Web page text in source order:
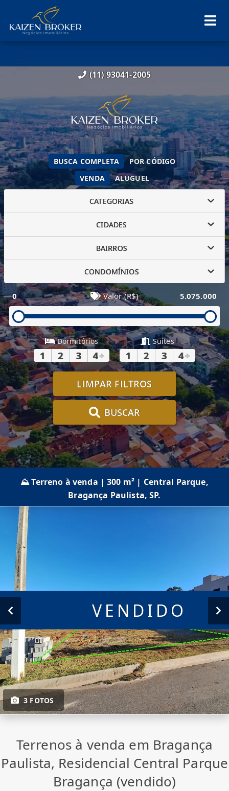
(11) 93041-2005
VENDA ALUGUEL
BUSCA COMPLETA POR CÓDIGO
CATEGORIAS
CIDADES
BAIRROS
CONDOMÍNIOS
0 Valor (R$) 5.075.000
Dormitórios
1 2 3 4+
Suítes
1 2 3 4+
LIMPAR FILTROS
BUSCAR
⛰️ Terreno à venda | 300 m² | Central Parque,
Bragança Paulista, SP.
3 FOTOS
VENDIDO
Terrenos à venda em Bragança
Paulista, Residencial Central Parque
Bragança (vendido)